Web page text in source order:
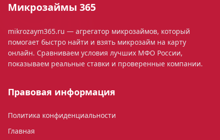
Микрозаймы 365
mikrozaym365.ru — агрегатор микрозаймов, который
помогает быстро найти и взять микрозайм на карту
онлайн. Сравниваем условия лучших МФО России,
показываем реальные ставки и проверенные компании.
Правовая информация
Политика конфиденциальности
Главная